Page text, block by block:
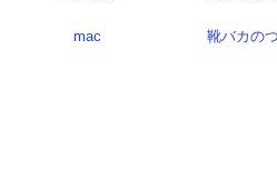
mac 靴バカの